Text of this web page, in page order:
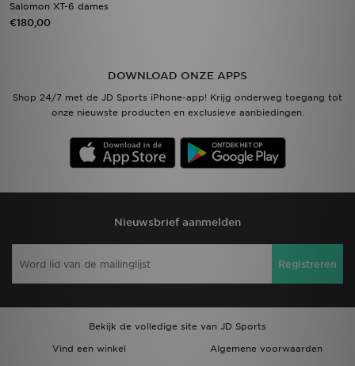
Salomon XT-6 dames​
€180,00
DOWNLOAD ONZE APPS
Shop 24/7 met de JD Sports iPhone-app! Krijg onderweg toegang tot
onze nieuwste producten en exclusieve aanbiedingen.
Nieuwsbrief aanmelden
Registreren
Bekijk de volledige site van JD Sports
Vind een winkel
Algemene voorwaarden